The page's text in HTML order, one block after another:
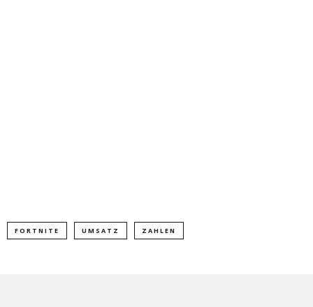
FORTNITE UMSATZ ZAHLEN